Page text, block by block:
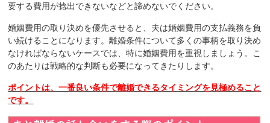
要する費用が捻出できないなどと諦めないでください。
婚姻費用の取り決めを優先させると、夫は婚姻費用の支払義務を負
い続けることになります。離婚条件について多くの事柄を取り決め
なければならないケースでは、特に婚姻費用を重視しましょう。こ
のあたりは戦略的な判断も必要になってきたりします。
ポイントは、一番良い条件で離婚できるタイミングを見極めること
です。